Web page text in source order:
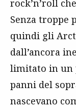
rock’n’roll
Senza troppe
quindi gli
dall’ancora
limitato in un
panni del
nascevano